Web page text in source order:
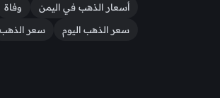
أسعار الذهب في اليمن
وفاة
سعر الذهب اليوم
سعر الذهب